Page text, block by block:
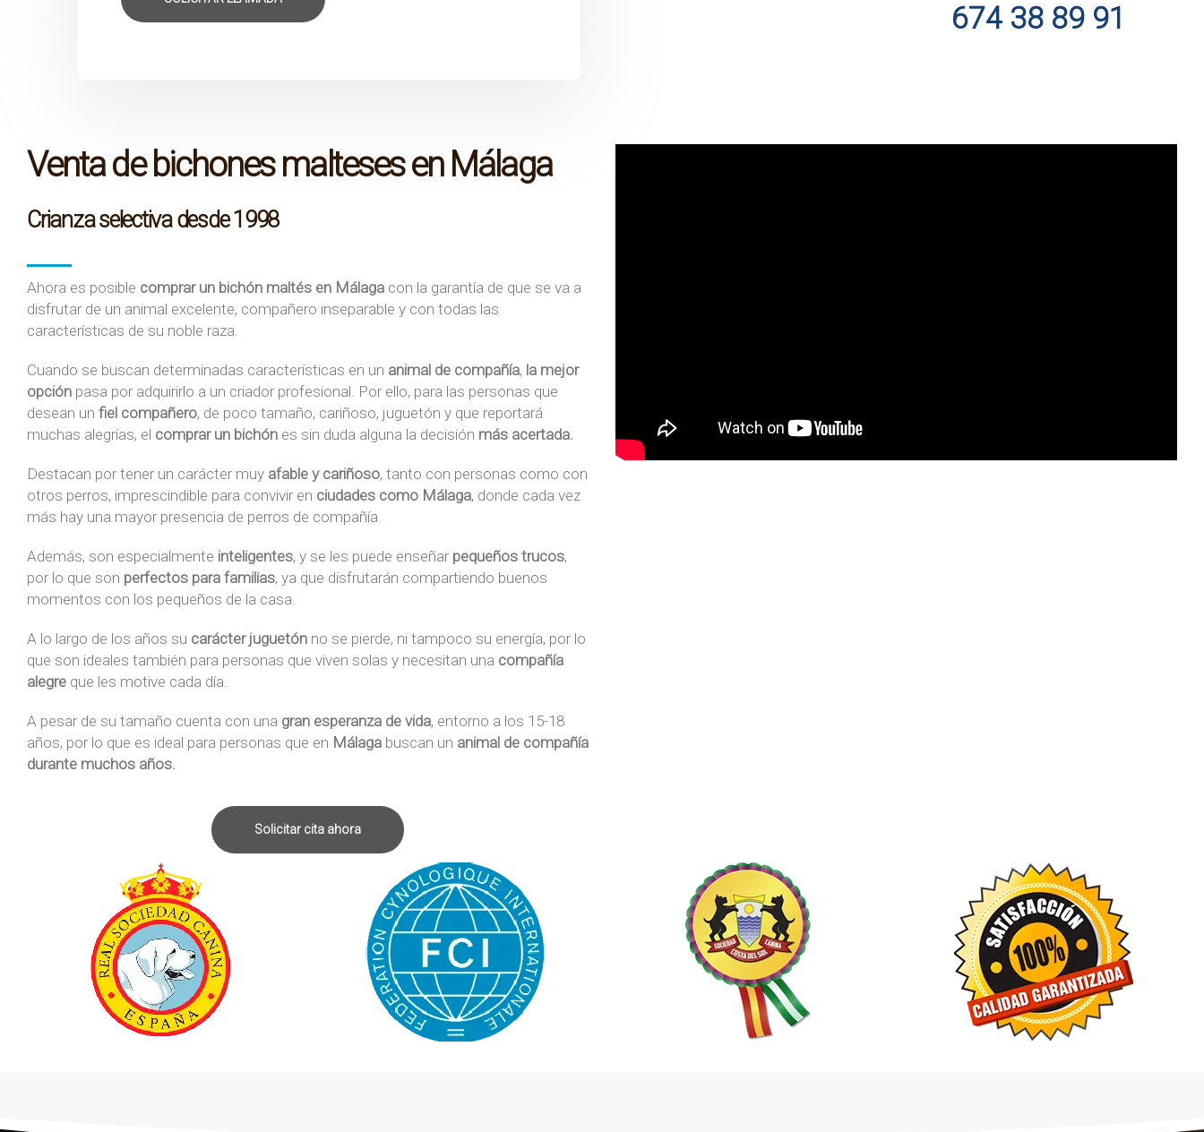
674 38 89 91
Venta de bichones malteses en Málaga
Crianza selectiva desde 1998
Ahora es posible comprar un bichón maltés en Málaga con la garantía de que se va a
disfrutar de un animal excelente, compañero inseparable y con todas las
características de su noble raza.
Cuando se buscan determinadas características en un animal de compañía, la mejor
opción pasa por adquirirlo a un criador profesional. Por ello, para las personas que
desean un fiel compañero, de poco tamaño, cariñoso, juguetón y que reportará
muchas alegrías, el comprar un bichón es sin duda alguna la decisión más acertada.
Destacan por tener un carácter muy afable y cariñoso, tanto con personas como con
otros perros, imprescindible para convivir en ciudades como Málaga, donde cada vez
más hay una mayor presencia de perros de compañía.
Además, son especialmente inteligentes, y se les puede enseñar pequeños trucos,
por lo que son perfectos para familias, ya que disfrutarán compartiendo buenos
momentos con los pequeños de la casa.
A lo largo de los años su carácter juguetón no se pierde, ni tampoco su energía, por lo
que son ideales también para personas que viven solas y necesitan una compañía
alegre que les motive cada día.
A pesar de su tamaño cuenta con una gran esperanza de vida, entorno a los 15-18
años, por lo que es ideal para personas que en Málaga buscan un animal de compañía
durante muchos años.
Solicitar cita ahora